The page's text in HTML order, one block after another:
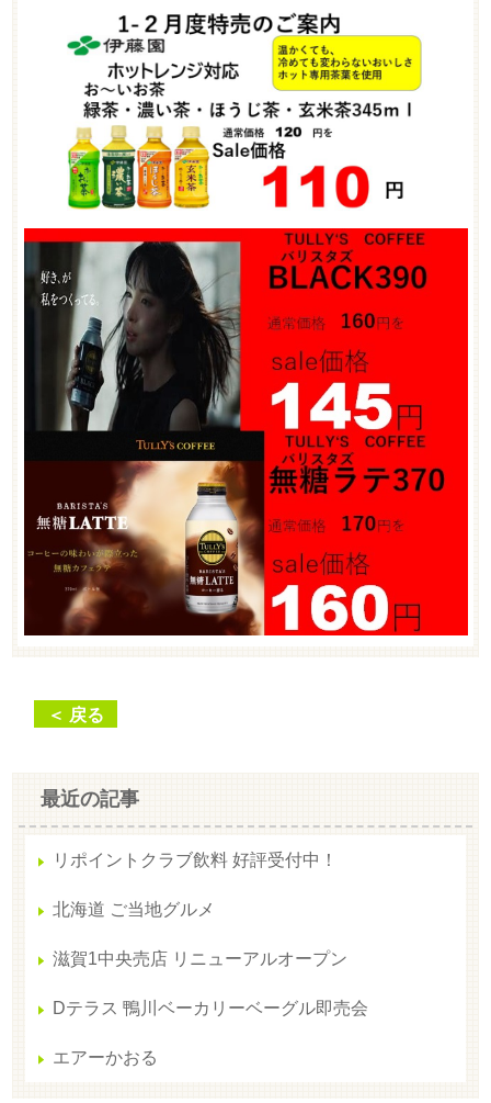
＜ 戻る
最近の記事
リポイントクラブ飲料 好評受付中！
北海道 ご当地グルメ
滋賀1中央売店 リニューアルオープン
Dテラス 鴨川ベーカリーベーグル即売会
エアーかおる